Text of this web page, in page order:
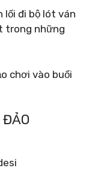
lối đi bộ lót ván
trong những
chơi vào buổi
ĐẢO